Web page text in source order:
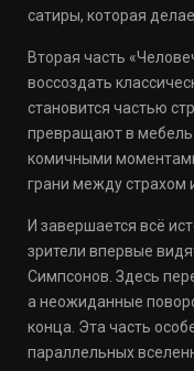
сатиры, которая
Вторая часть
воссоздать
становится частью
превращают в
комичными
грани между страхом
И завершается всё
зрители впервые
Симпсонов. Здесь
а неожиданные
конца. Эта часть
параллельных